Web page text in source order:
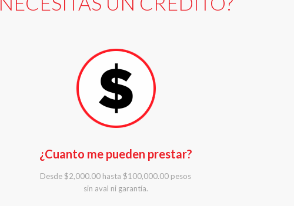
¿Cuanto me pueden prestar?
Desde $2,000.00 hasta $100,000.00 pesos
sin aval ni garantía.